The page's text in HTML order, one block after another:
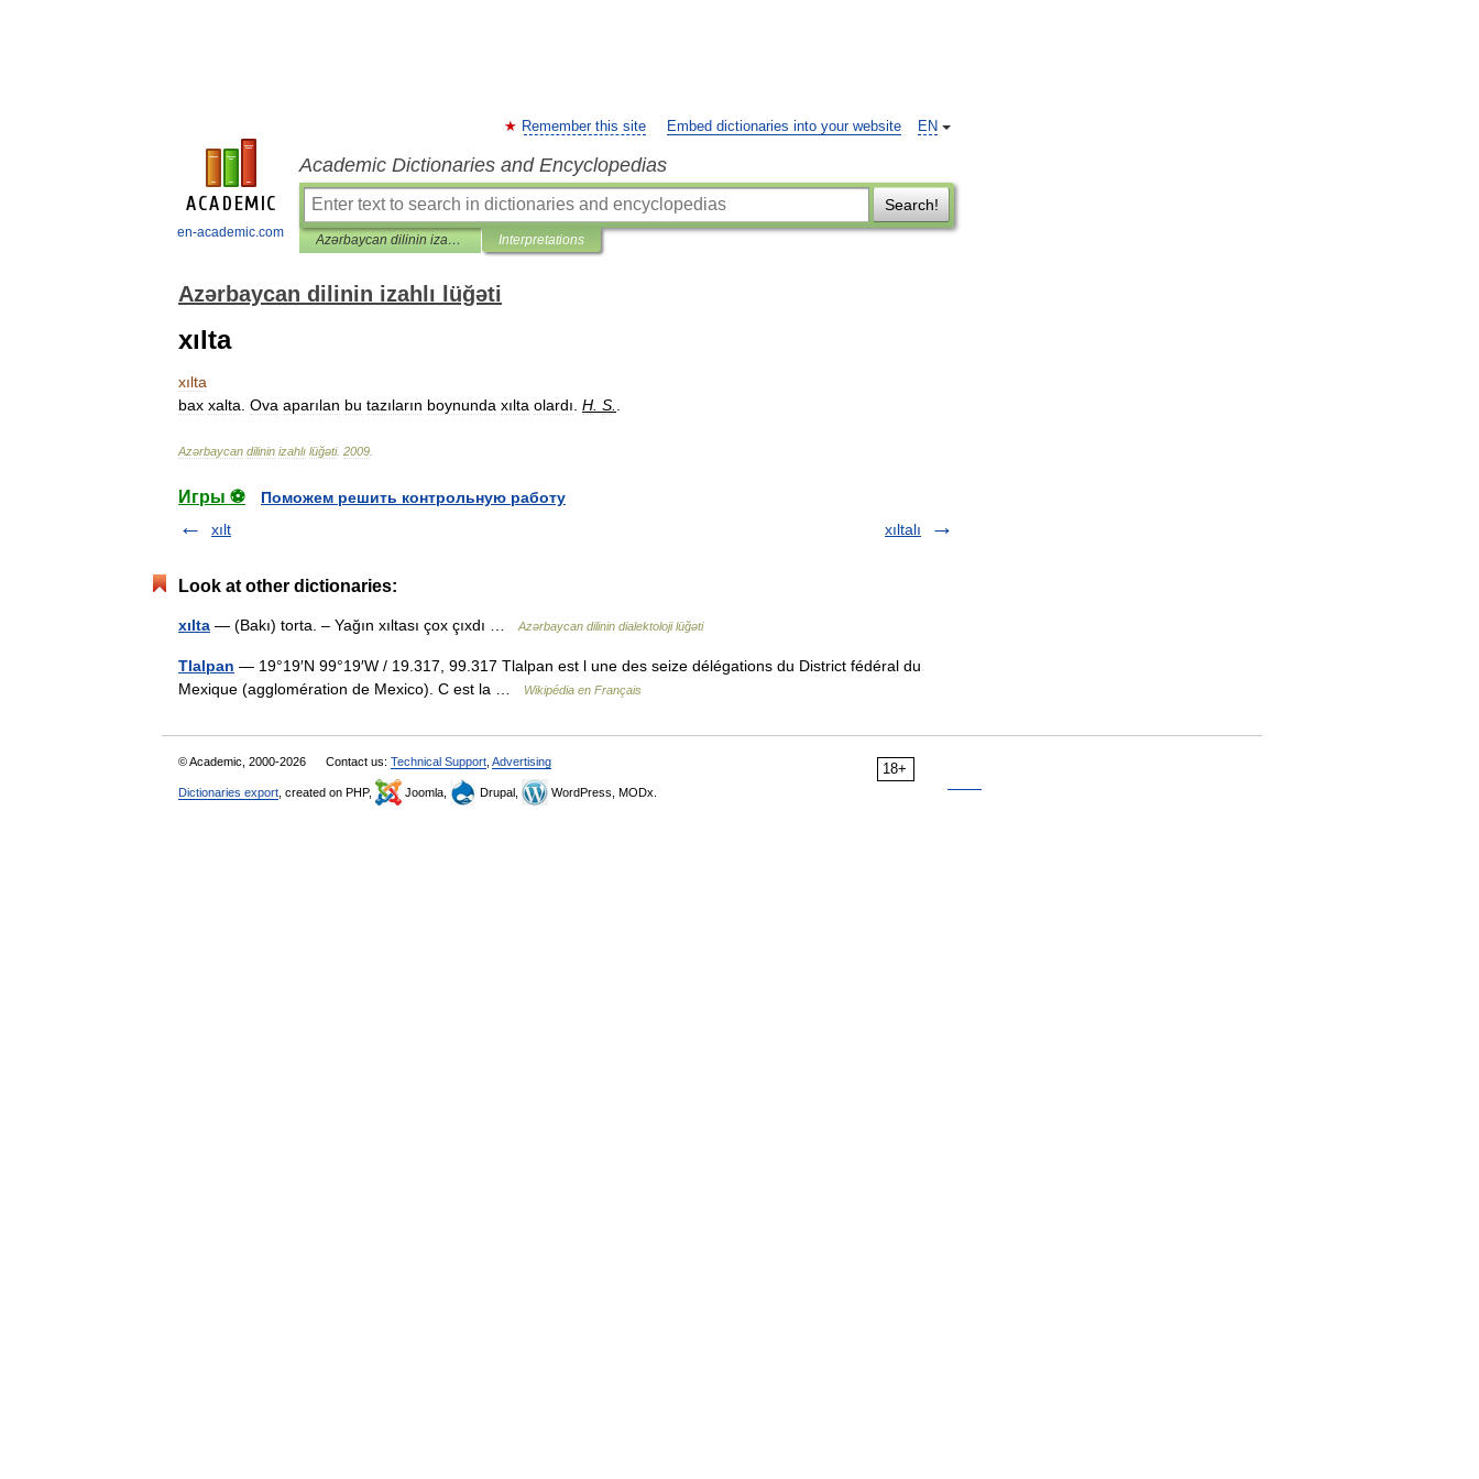
en-academic.com
EN
Remember this site Embed dictionaries into your website
Academic Dictionaries and Encyclopedias
Search!
Azərbaycan dilinin izahlı lüğəti Interpretations
Azərbaycan dilinin izahlı lüğəti
xılta
xılta
bax xalta Ova aparılan bu tazıların boynunda xılta olardı H S
Azərbaycan dilinin izahlı lüğəti. 2009
Игры ⚽
Поможем решить контрольную работу
xılt
xıltalı
Look at other dictionaries:
xılta — (Bakı) torta. – Yağın xıltası çox çıxdı … Azərbaycan dilinin dialektoloji lüğəti
Tlalpan — 19°19′N 99°19′W / 19.317, 99.317 Tlalpan est l une des seize délégations du District fédéral du
Mexique (agglomération de Mexico). C est la …
Wikipédia en Français
18+
© Academic, 2000-2026 Contact us: Technical Support Advertising
Dictionaries export , created on PHP, Joomla, Drupal, WordPress, MODx.